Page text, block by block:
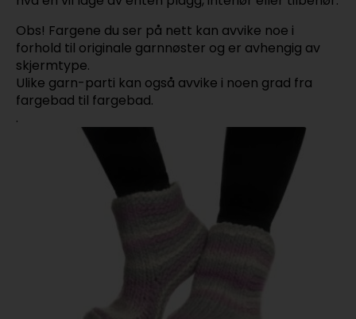
Obs! Fargene du ser på nett kan avvike noe i
forhold til originale garnnøster og er avhengig av
skjermtype.
Ulike garn-parti kan også avvike i noen grad fra
fargebad til fargebad.
.